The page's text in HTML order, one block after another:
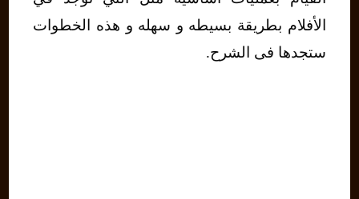
الأفلام بطريقة بسيطه و سهله و هذه الخطوات
ستجدها فى الشرح.